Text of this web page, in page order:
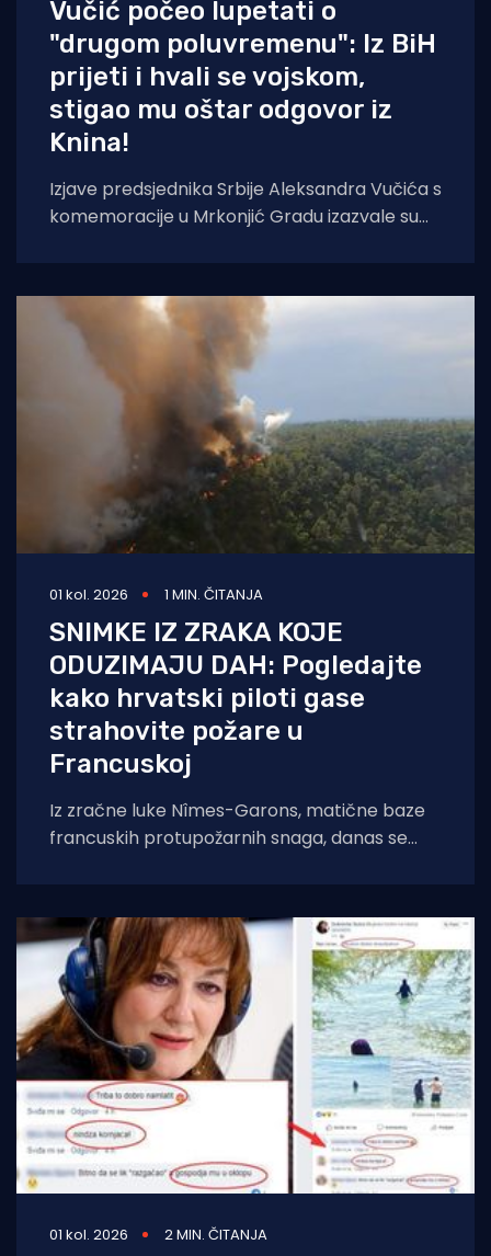
Vučić počeo lupetati o
"drugom poluvremenu": Iz BiH
prijeti i hvali se vojskom,
stigao mu oštar odgovor iz
Knina!
Izjave predsjednika Srbije Aleksandra Vučića s
komemoracije u Mrkonjić Gradu izazvale su
01 kol. 2026 1 MIN. ČITANJA
SNIMKE IZ ZRAKA KOJE
ODUZIMAJU DAH: Pogledajte
kako hrvatski piloti gase
strahovite požare u
Francuskoj
Iz zračne luke Nîmes-Garons, matične baze
francuskih protupožarnih snaga, danas se
01 kol. 2026 2 MIN. ČITANJA